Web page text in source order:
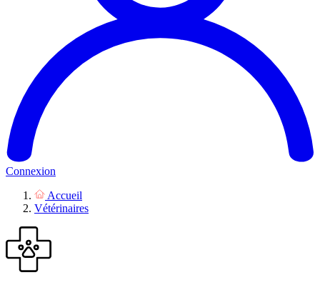
Connexion
Accueil
Vétérinaires